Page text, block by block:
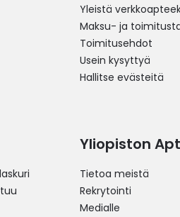
Yleistä
Maksu- ja
Toimitusehdot
Usein kysyttyä
Hallitse evästeitä
Yliopiston
Tietoa meistä
Rekrytointi
Medialle